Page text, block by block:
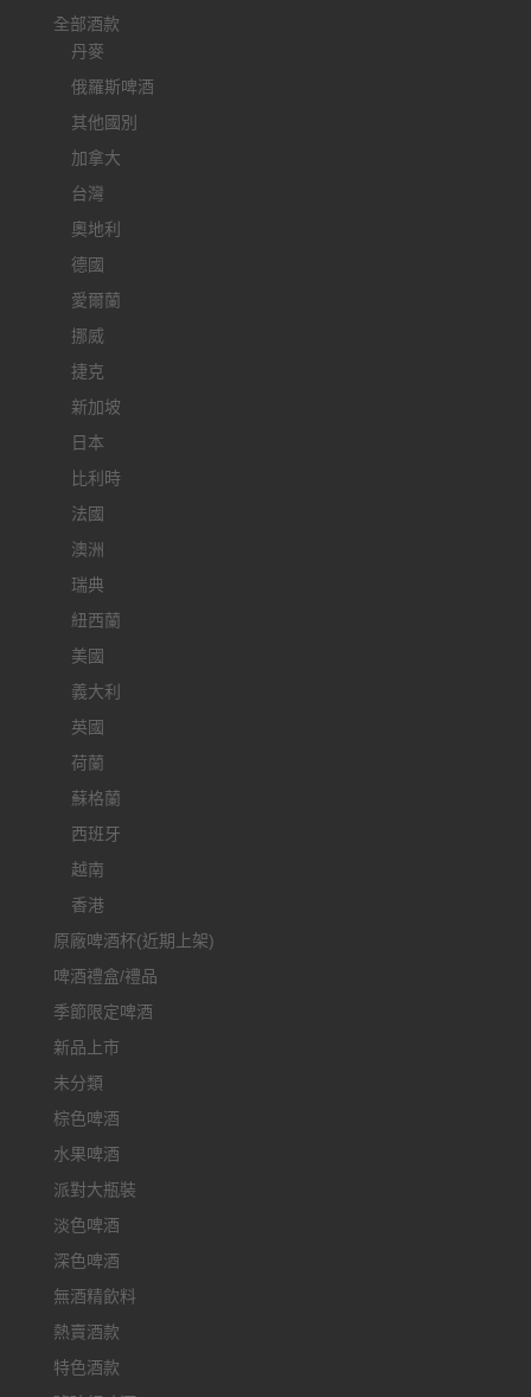
全部酒款
丹麥
俄羅斯啤酒
其他國別
加拿大
台灣
奧地利
德國
愛爾蘭
挪威
捷克
新加坡
日本
比利時
法國
澳洲
瑞典
紐西蘭
美國
義大利
英國
荷蘭
蘇格蘭
西班牙
越南
香港
原廠啤酒杯(近期上架)
啤酒禮盒/禮品
季節限定啤酒
新品上市
未分類
棕色啤酒
水果啤酒
派對大瓶裝
淡色啤酒
深色啤酒
無酒精飲料
熱賣酒款
特色酒款